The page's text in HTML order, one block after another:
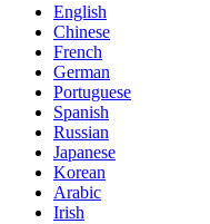
English
Chinese
French
German
Portuguese
Spanish
Russian
Japanese
Korean
Arabic
Irish